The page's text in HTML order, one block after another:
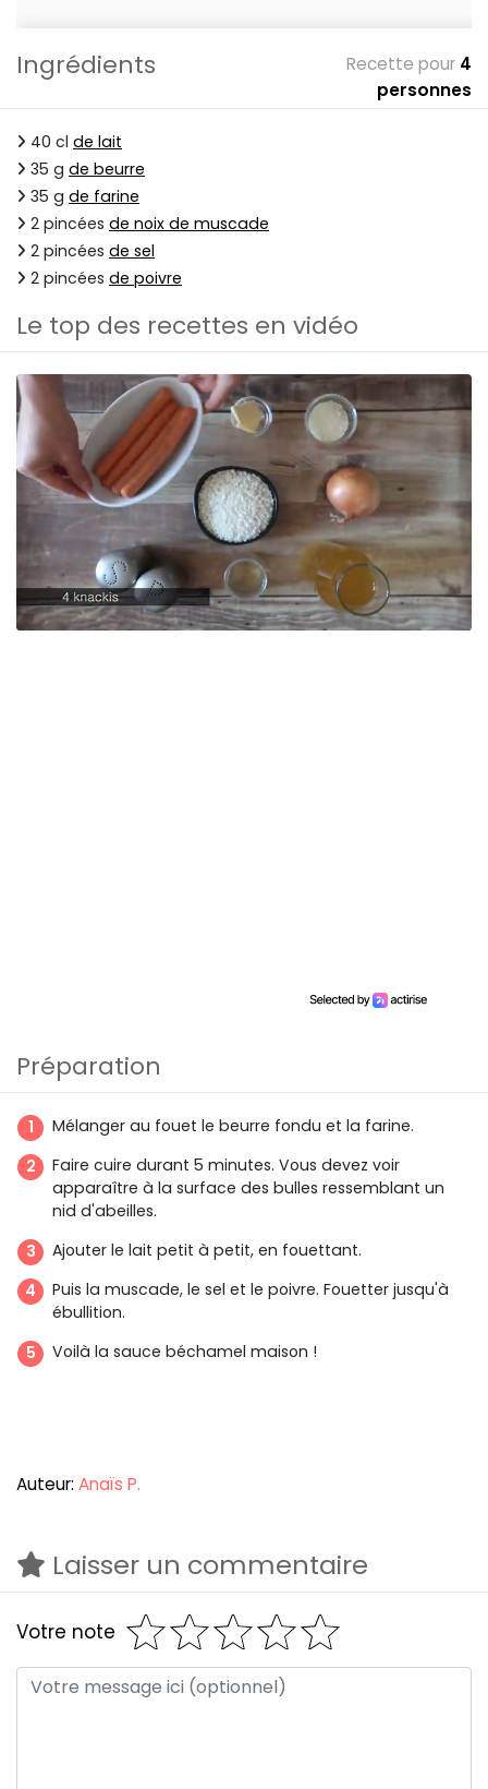
Ingrédients Recette pour 4
personnes
40 cl de lait
35 g de beurre
35 g de farine
2 pincées de noix de muscade
2 pincées de sel
2 pincées de poivre
Le top des recettes en vidéo
Préparation
Mélanger au fouet le beurre fondu et la farine.
Faire cuire durant 5 minutes. Vous devez voir
apparaître à la surface des bulles ressemblant un
nid d'abeilles.
Ajouter le lait petit à petit, en fouettant.
Puis la muscade, le sel et le poivre. Fouetter jusqu'à
ébullition.
Voilà la sauce béchamel maison !
Auteur: Anaïs P.
Laisser un commentaire
Votre note